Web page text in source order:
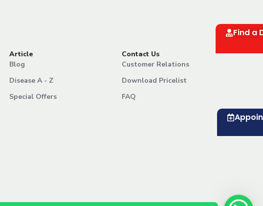
Article
Blog
Disease A - Z
Special Offers
Contact Us
Customer Relations
Download Pricelist
FAQ
Find a